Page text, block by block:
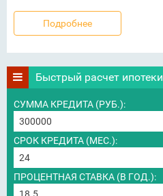
Подробнее
Быстрый расчет ипотеки
СУММА КРЕДИТА (РУБ.):
СРОК КРЕДИТА (МЕС.):
ПРОЦЕНТНАЯ СТАВКА (В ГОД.):